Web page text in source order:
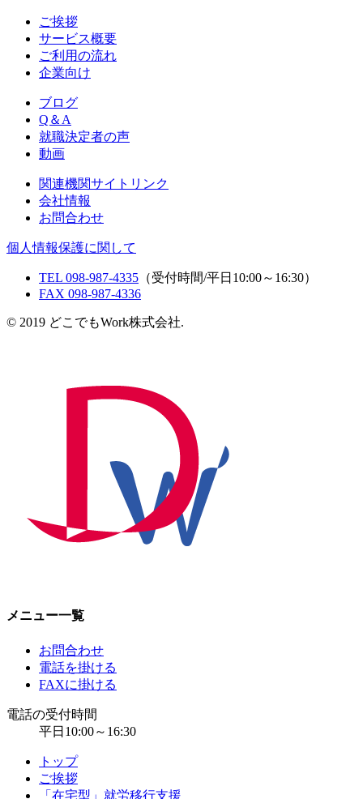
ご挨拶
サービス概要
ご利用の流れ
企業向け
ブログ
Q＆A
就職決定者の声
動画
関連機関サイトリンク
会社情報
お問合わせ
個人情報保護に関して
TEL 098-987-4335 （受付時間/平日10:00～16:30）
FAX 098-987-4336
© 2019 どこでもWork株式会社.
メニュー一覧
お問合わせ
電話を掛ける
FAXに掛ける
電話の受付時間
平日10:00～16:30
トップ
ご挨拶
「在宅型」就労移行支援